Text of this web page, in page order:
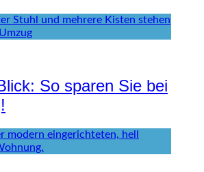
So sparen Sie bei